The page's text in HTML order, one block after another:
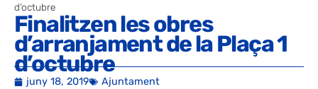
d’octubre
Finalitzen les obres
d’arranjament de la Plaça 1
d’octubre
juny 18, 2019 Ajuntament